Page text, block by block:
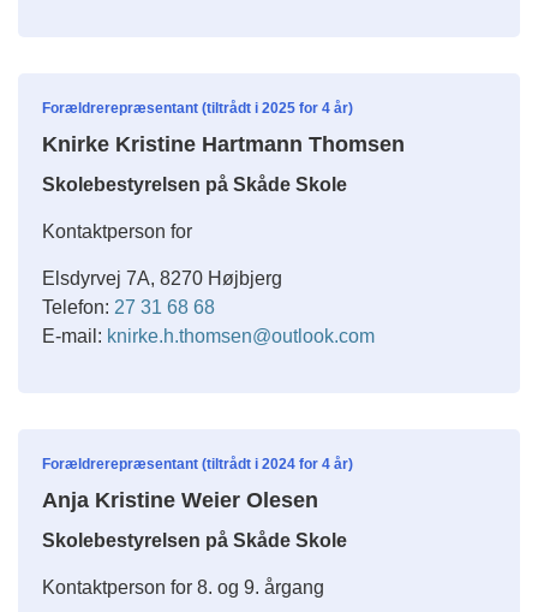
Forældrerepræsentant (tiltrådt i 2025 for 4 år)
Knirke Kristine Hartmann Thomsen
Skolebestyrelsen på Skåde Skole
Kontaktperson for
Elsdyrvej 7A, 8270 Højbjerg
Telefon: 27 31 68 68
E-mail: knirke.h.thomsen@outlook.com
Forældrerepræsentant (tiltrådt i 2024 for 4 år)
Anja Kristine Weier Olesen
Skolebestyrelsen på Skåde Skole
Kontaktperson for 8. og 9. årgang